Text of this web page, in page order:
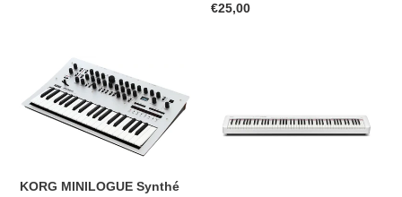
Prix
€25,00
MINILOGUE
Synthé
analogique
KORG MINILOGUE Synthé
WE